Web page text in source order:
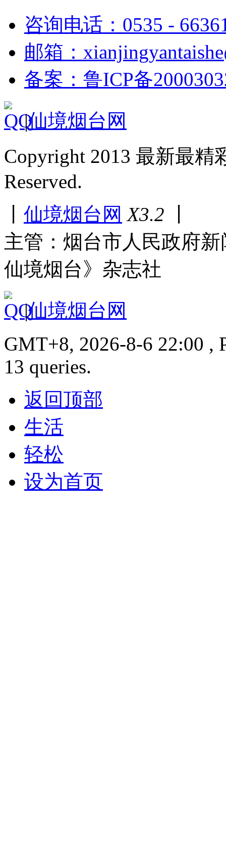
咨询电话：0535 -
邮箱：
备案：鲁ICP备
|仙境烟台网
Copyright 2013 最新最
Reserved.
仙境烟台网 X3.2
主管：烟台市人民政府
仙境烟台》杂志社
|仙境烟台网
GMT+8, 2026-8-6 22:00 ,
13 queries.
返回顶部
生活
轻松
设为首页